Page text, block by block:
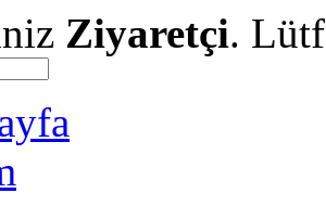
Ziyaretçi.